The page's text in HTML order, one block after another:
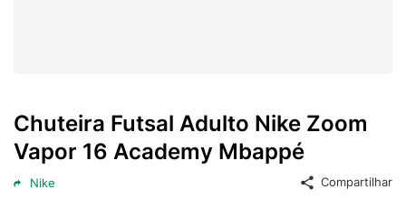
Chuteira Futsal Adulto Nike Zoom
Vapor 16 Academy Mbappé
Nike Compartilhar